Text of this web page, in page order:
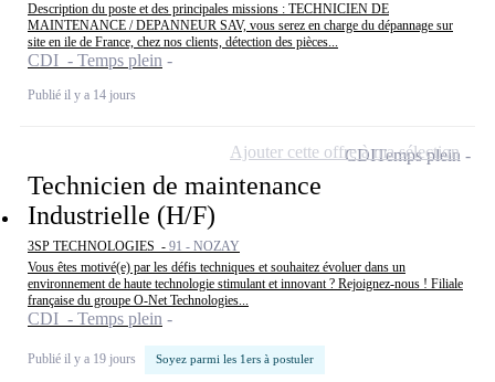
Description du poste et des principales missions : TECHNICIEN DE
MAINTENANCE / DEPANNEUR SAV, vous serez en charge du dépannage sur
site en ile de France, chez nos clients, détection des pièces...
CDI - Temps plein
Publié il y a 14 jours
Technicien de maintenance
Industrielle (H/F)
3SP TECHNOLOGIES - 91 - NOZAY
Vous êtes motivé(e) par les défis techniques et souhaitez évoluer dans un
environnement de haute technologie stimulant et innovant ? Rejoignez-nous ! Filiale
française du groupe O-Net Technologies...
CDI - Temps plein
Publié il y a 19 jours Soyez parmi les 1ers à postuler
CDITemps plein
Ajouter cette offre à ma sélection